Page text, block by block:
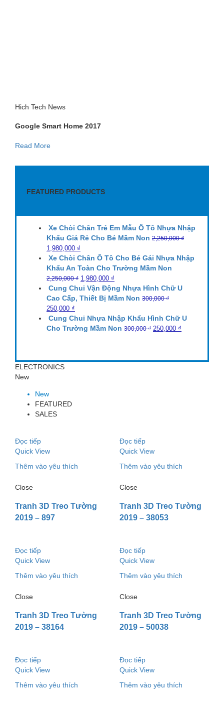
Hich Tech News
Google Smart Home 2017
Read More
FEATURED PRODUCTS
Xe Chòi Chân Trẻ Em Mẫu Ô Tô Nhựa Nhập
Khẩu Giá Rẻ Cho Bé Mầm Non 2,250,000₫
1,980,000 ₫
Xe Chòi Chân Ô Tô Cho Bé Gái Nhựa Nhập
Khẩu An Toàn Cho Trường Mầm Non
2,250,000₫ 1,980,000 ₫
Cung Chui Vận Động Nhựa Hình Chữ U
Cao Cấp, Thiết Bị Mầm Non 300,000₫
250,000 ₫
Cung Chui Nhựa Nhập Khẩu Hình Chữ U
Cho Trường Mầm Non 300,000₫ 250,000 ₫
ELECTRONICS
New
New
FEATURED
SALES
Đọc tiếp
Quick View
Thêm vào yêu thích
Close
Tranh 3D Treo Tường
2019 – 897
Đọc tiếp
Quick View
Thêm vào yêu thích
Close
Tranh 3D Treo Tường
2019 – 38053
Đọc tiếp
Quick View
Thêm vào yêu thích
Close
Tranh 3D Treo Tường
2019 – 38164
Đọc tiếp
Quick View
Thêm vào yêu thích
Close
Tranh 3D Treo Tường
2019 – 50038
Đọc tiếp
Quick View
Thêm vào yêu thích
Đọc tiếp
Quick View
Thêm vào yêu thích